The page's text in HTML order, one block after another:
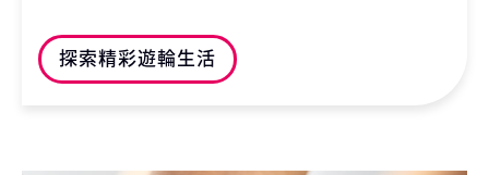
探索精彩遊輪生活